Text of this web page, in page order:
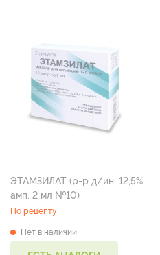
ЭТАМЗИЛАТ (р-р д/ин. 12,5%
амп. 2 мл №10)
По рецепту
Нет в наличии